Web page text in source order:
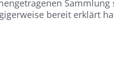
Sammlung
bereit erklärt